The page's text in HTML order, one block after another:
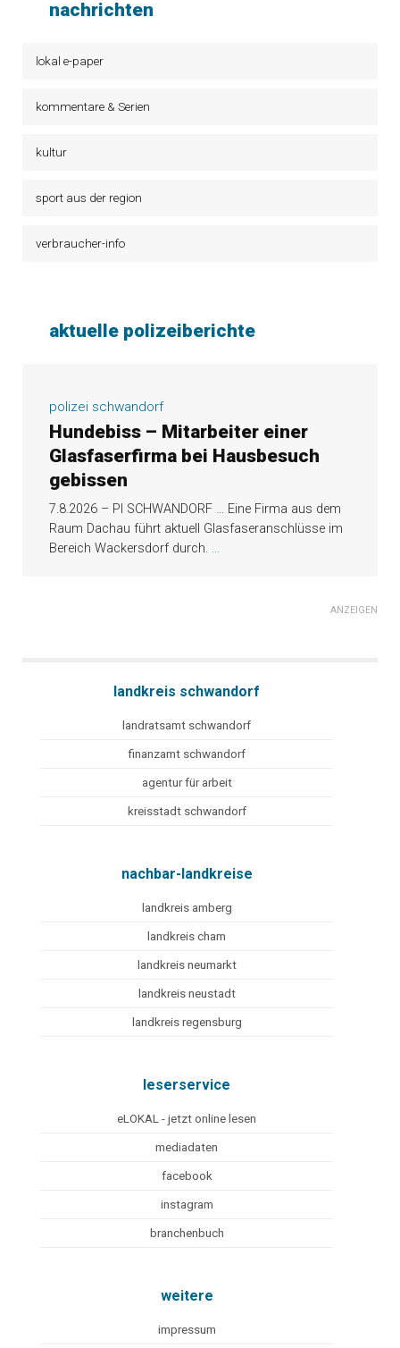
nachrichten
lokal e-paper
kommentare & Serien
kultur
sport aus der region
verbraucher-info
aktuelle polizeiberichte
polizei schwandorf
Hundebiss – Mitarbeiter einer
Glasfaserfirma bei Hausbesuch
gebissen
7.8.2026 – PI SCHWANDORF … Eine Firma aus dem
Raum Dachau führt aktuell Glasfaseranschlüsse im
Bereich Wackersdorf durch. ...
ANZEIGEN
landkreis schwandorf
landratsamt schwandorf
finanzamt schwandorf
agentur für arbeit
kreisstadt schwandorf
nachbar-landkreise
landkreis amberg
landkreis cham
landkreis neumarkt
landkreis neustadt
landkreis regensburg
leserservice
eLOKAL - jetzt online lesen
mediadaten
facebook
instagram
branchenbuch
weitere
impressum